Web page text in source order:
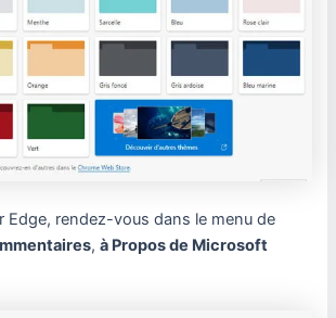
Edge, rendez-vous dans le menu de
,à Propos de Microsoft